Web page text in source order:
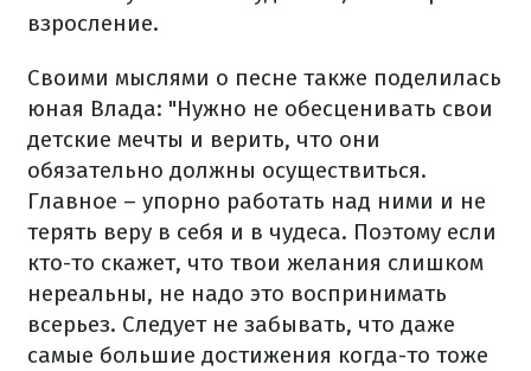
взросление.
Своими мыслями о песне также поделилась
юная Влада: "Нужно не обесценивать свои
детские мечты и верить, что они
обязательно должны осуществиться.
Главное – упорно работать над ними и не
терять веру в себя и в чудеса. Поэтому если
кто-то скажет, что твои желания слишком
нереальны, не надо это воспринимать
всерьез. Следует не забывать, что даже
самые большие достижения когда-то тоже